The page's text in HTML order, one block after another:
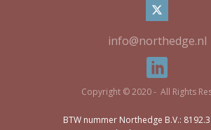
info@northedge.nl
Copyright © 2020 - All Rights
BTW nummer Northedge B.V.: